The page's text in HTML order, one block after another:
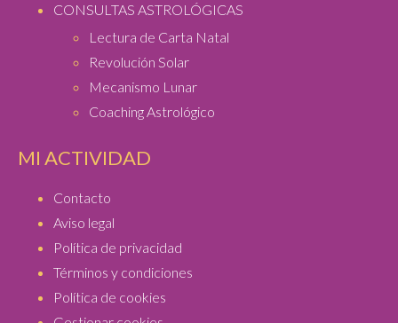
CONSULTAS ASTROLÓGICAS
Lectura de Carta Natal
Revolución Solar
Mecanismo Lunar
Coaching Astrológico
MI ACTIVIDAD
Contacto
Aviso legal
Política de privacidad
Términos y condiciones
Política de cookies